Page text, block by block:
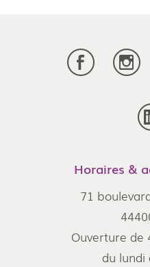
Horaires &
71
Ouverture de
du lundi